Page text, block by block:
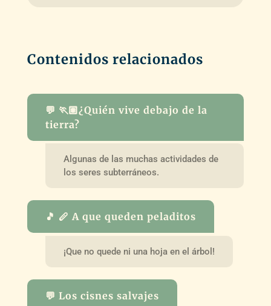
Contenidos relacionados
💬 🏃🏽¿Quién vive debajo de la
tierra?
Algunas de las muchas actividades de
los seres subterráneos.
🎵 🪈 A que queden peladitos
¡Que no quede ni una hoja en el árbol!
💬 Los cisnes salvajes